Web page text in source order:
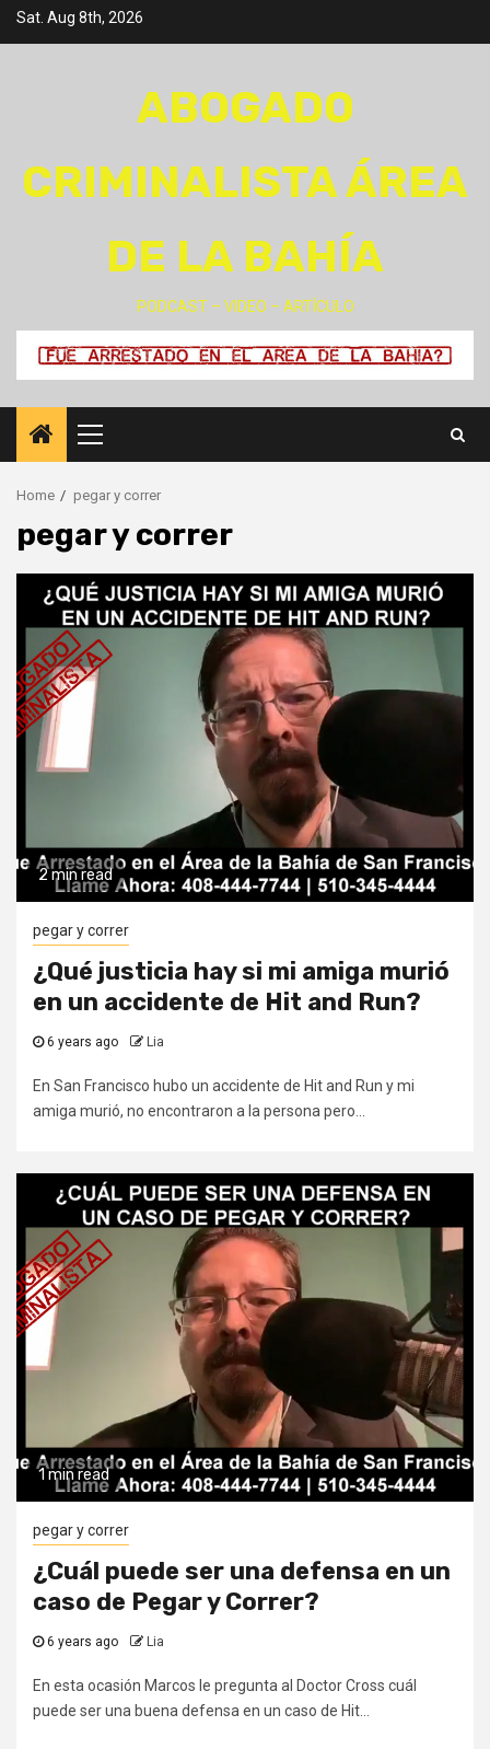
SkipSat. Aug 8th, 2026
ABOGADO
CRIMINALISTA ÁREA
DE LA BAHÍA
PODCAST – VIDEO – ARTÍCULO
Primary
Menu
Home pegar y correr
pegar y correr
2 min read
pegar y correr
¿Qué justicia hay si mi amiga murió
en un accidente de Hit and Run?
6 years ago Lia
En San Francisco hubo un accidente de Hit and Run y mi
amiga murió, no encontraron a la persona pero...
1 min read
pegar y correr
¿Cuál puede ser una defensa en un
caso de Pegar y Correr?
6 years ago Lia
En esta ocasión Marcos le pregunta al Doctor Cross cuál
puede ser una buena defensa en un caso de Hit...